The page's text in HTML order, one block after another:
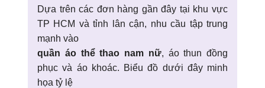
Dựa trên các đơn hàng gần đây tại khu vực
TP HCM và tỉnh lân cận, nhu cầu tập trung
mạnh vào
quần áo thể thao nam nữ, áo thun đồng
phục và áo khoác. Biểu đồ dưới đây minh
họa tỷ lệ